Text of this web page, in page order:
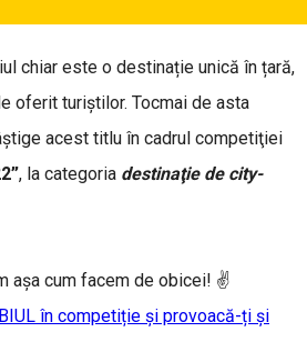
chiar este o destinație unică în țară,
oferit turiștilor. Tocmai de asta
acest titlu în cadrul competiţiei
, la categoria destinaţie de city-
așa cum facem de obicei! ✌️
în competiție și provoacă-ți și